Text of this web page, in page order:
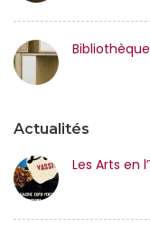
Actualités
Les Arts en